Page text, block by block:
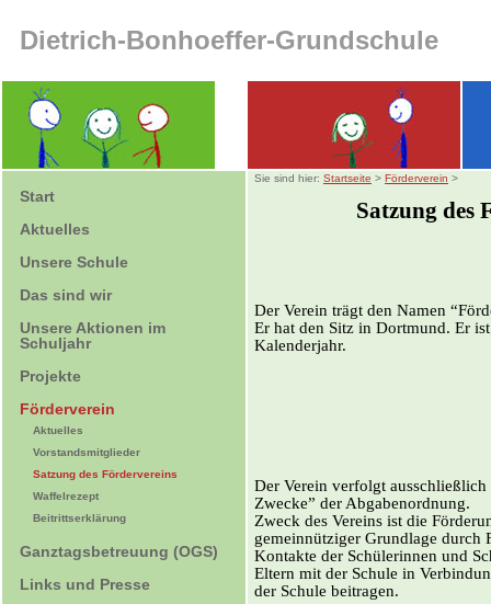
Dietrich-Bonhoeffer-Grundschule
Start
Aktuelles
Unsere Schule
Das sind wir
Unsere Aktionen im
Schuljahr
Projekte
Förderverein
Aktuelles
Vorstandsmitglieder
Satzung des Fördervereins
Waffelrezept
Beitrittserklärung
Ganztagsbetreuung (OGS)
Links und Presse
Sie sind hier: Startseite > Förderverein >
Satzung des
Der Verein trägt den Namen
Er hat den Sitz in Dortmund. Er
Kalenderjahr.
Der Verein verfolgt
Zwecke” der Abgabenordnung.
Zweck des Vereins ist die
gemeinnütziger Grundlage durch
Kontakte der Schülerinnen und
Eltern mit der Schule in
der Schule beitragen.